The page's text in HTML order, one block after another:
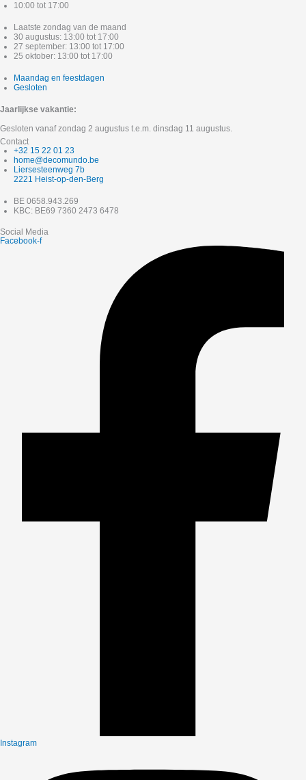
10:00 tot 17:00
Laatste zondag van de maand
30 augustus: 13:00 tot 17:00
27 september: 13:00 tot 17:00
25 oktober: 13:00 tot 17:00
Maandag en feestdagen
Gesloten
Jaarlijkse vakantie:
Gesloten vanaf zondag 2 augustus t.e.m. dinsdag 11 augustus.
Contact
+32 15 22 01 23
home@decomundo.be
Liersesteenweg 7b
2221 Heist-op-den-Berg
BE 0658.943.269
KBC: BE69 7360 2473 6478
Social Media
Facebook-f
Instagram